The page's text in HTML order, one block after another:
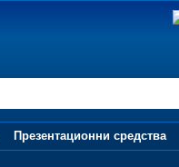
Презентационни средства